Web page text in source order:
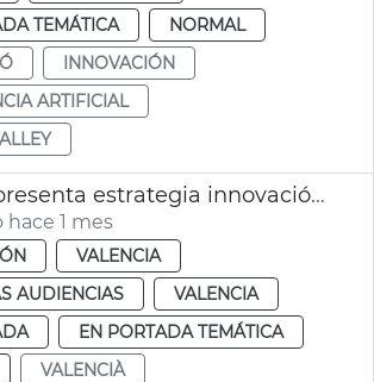
TEMÁTICA
NORMAL
INNOVACIÓN
ARTIFICIAL
València presenta estrategia innovación a Silicon Valley
1 mes
VALENCIA
AUDIENCIAS
VALENCIA
EN PORTADA TEMÁTICA
VALENCIÀ